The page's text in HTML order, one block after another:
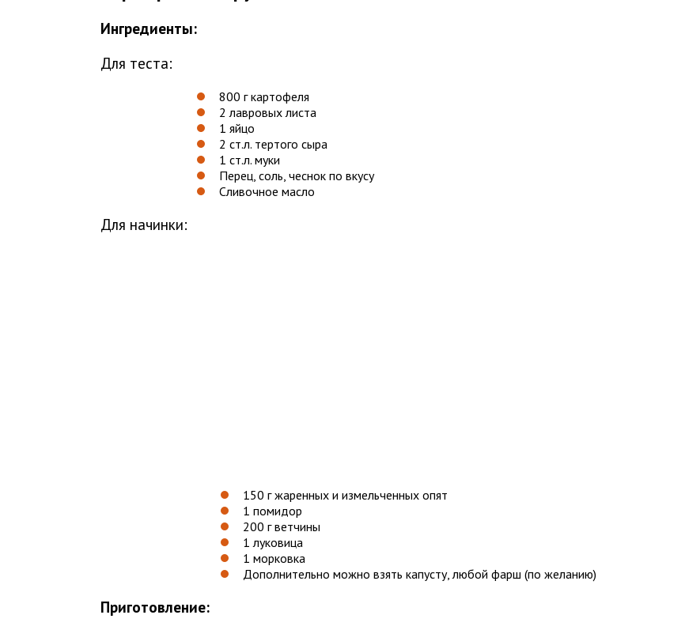
Ингредиенты:
Для теста:
800 г картофеля
2 лавровых листа
1 яйцо
2 ст.л. тертого сыра
1 ст.л. муки
Перец, соль, чеснок по вкусу
Сливочное масло
Для начинки:
150 г жаренных и измельченных опят
1 помидор
200 г ветчины
1 луковица
1 морковка
Дополнительно можно взять капусту, любой фарш (по желанию)
Приготовление: